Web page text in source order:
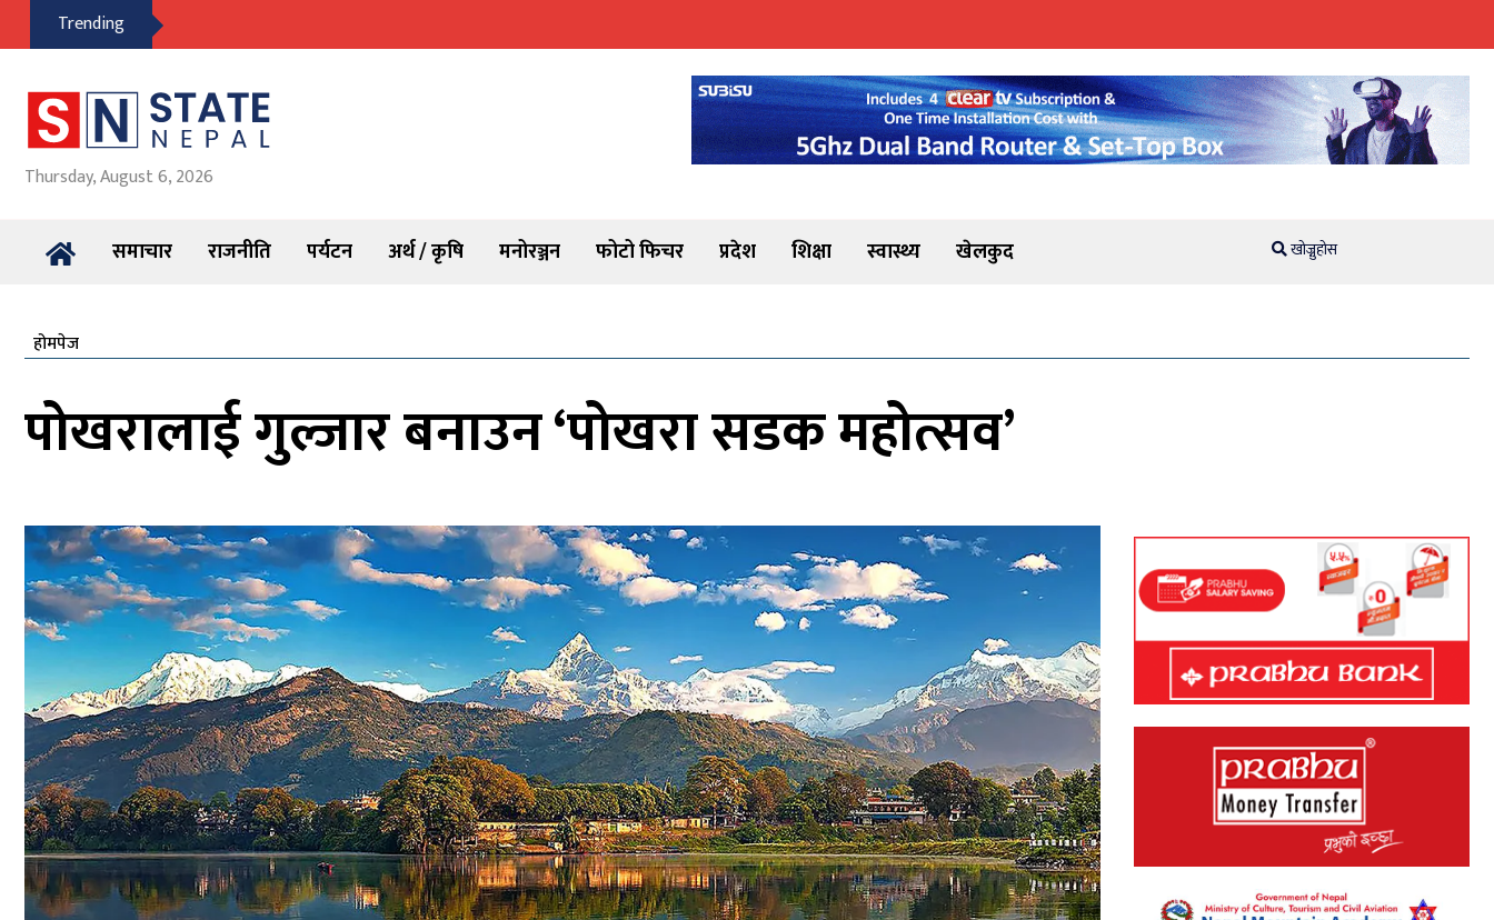
Trending
Thursday, August 6, 2026
समाचार राजनीति पर्यटन अर्थ / कृषि मनोरञ्जन फोटो फिचर प्रदेश शिक्षा स्वास्थ्य खेलकुद खोज्नुहोस
होमपेज
पोखरालाई गुल्जार बनाउन ‘पोखरा सडक महोत्सव’